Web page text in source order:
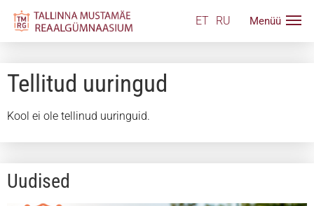
ET RU
Tellitud uuringud
Kool ei ole tellinud uuringuid.
Uudised